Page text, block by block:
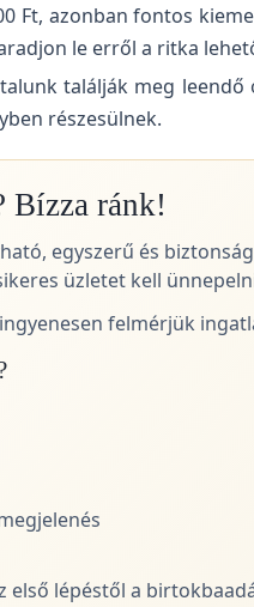
Ft, azonban fontos
le erről a ritka
találják meg
részesülnek.
Bízza ránk!
egyszerű és
üzletet kell
felmérjük
első lépéstől a